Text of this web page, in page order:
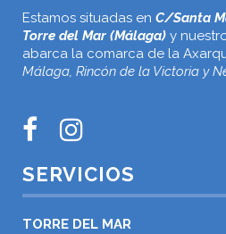
Estamos situadas en C/Santa
Torre del Mar (Málaga) y
abarca la comarca de la
Málaga, Rincón de la Victoria y
SERVICIOS
TORRE DEL MAR